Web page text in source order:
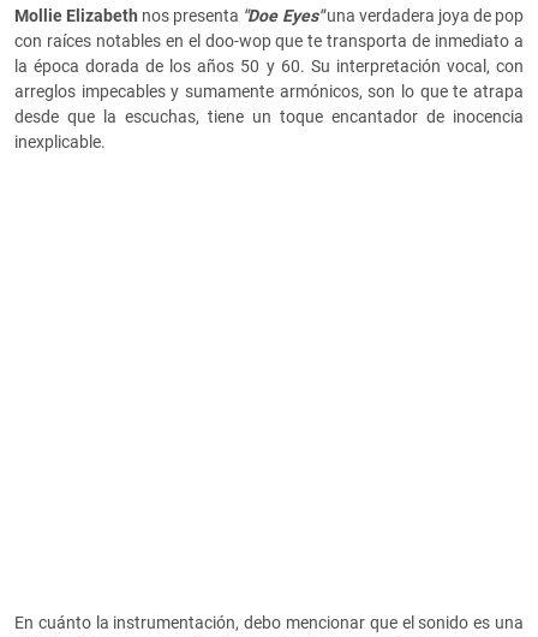
Mollie Elizabeth nos presenta "Doe Eyes"una verdadera joya de pop
con raíces notables en el doo-wop que te transporta de inmediato a
la época dorada de los años 50 y 60. Su interpretación vocal, con
arreglos impecables y sumamente armónicos, son lo que te atrapa
desde que la escuchas, tiene un toque encantador de inocencia
inexplicable.
En cuánto la instrumentación, debo mencionar que el sonido es una